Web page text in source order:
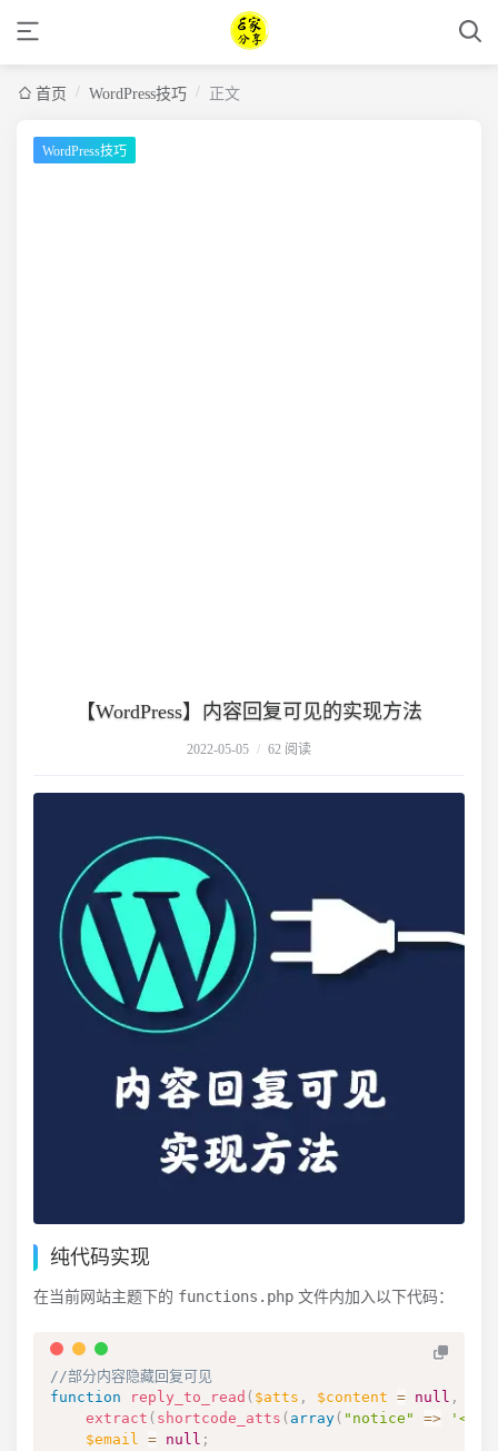
首页 / WordPress技巧 / 正文
WordPress技巧
【WordPress】内容回复可见的实现方法
2022-05-05 / 62 阅读
纯代码实现
在当前网站主题下的 functions.php 文件内加入以下代码：
//部分内容隐藏回复可见
function
reply_to_read ( $atts , $content = null ,
extract ( shortcode_atts ( array ( "notice" =>
'<p
$email = null ;